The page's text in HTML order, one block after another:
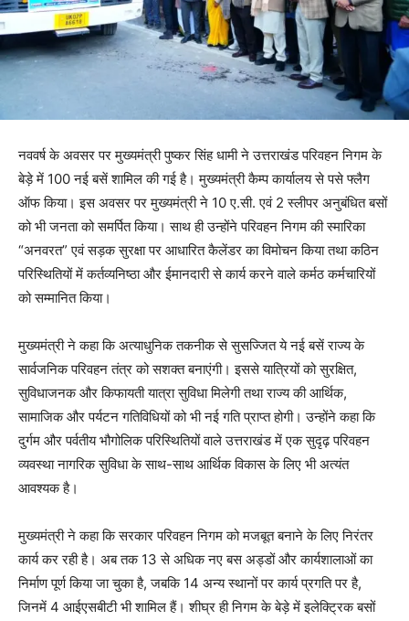
नववर्ष के अवसर पर मुख्यमंत्री पुष्कर सिंह धामी ने उत्तराखंड परिवहन निगम के
बेड़े में 100 नई बसें शामिल की गई है। मुख्यमंत्री कैम्प कार्यालय से पसे फ्लैग
ऑफ किया। इस अवसर पर मुख्यमंत्री ने 10 ए.सी. एवं 2 स्लीपर अनुबंधित बसों
को भी जनता को समर्पित किया। साथ ही उन्होंने परिवहन निगम की स्मारिका
“अनवरत” एवं सड़क सुरक्षा पर आधारित कैलेंडर का विमोचन किया तथा कठिन
परिस्थितियों में कर्तव्यनिष्ठा और ईमानदारी से कार्य करने वाले कर्मठ कर्मचारियों
को सम्मानित किया।
मुख्यमंत्री ने कहा कि अत्याधुनिक तकनीक से सुसज्जित ये नई बसें राज्य के
सार्वजनिक परिवहन तंत्र को सशक्त बनाएंगी। इससे यात्रियों को सुरक्षित,
सुविधाजनक और किफायती यात्रा सुविधा मिलेगी तथा राज्य की आर्थिक,
सामाजिक और पर्यटन गतिविधियों को भी नई गति प्राप्त होगी। उन्होंने कहा कि
दुर्गम और पर्वतीय भौगोलिक परिस्थितियों वाले उत्तराखंड में एक सुदृढ़ परिवहन
व्यवस्था नागरिक सुविधा के साथ-साथ आर्थिक विकास के लिए भी अत्यंत
आवश्यक है।
मुख्यमंत्री ने कहा कि सरकार परिवहन निगम को मजबूत बनाने के लिए निरंतर
कार्य कर रही है। अब तक 13 से अधिक नए बस अड्डों और कार्यशालाओं का
निर्माण पूर्ण किया जा चुका है, जबकि 14 अन्य स्थानों पर कार्य प्रगति पर है,
जिनमें 4 आईएसबीटी भी शामिल हैं। शीघ्र ही निगम के बेड़े में इलेक्ट्रिक बसों